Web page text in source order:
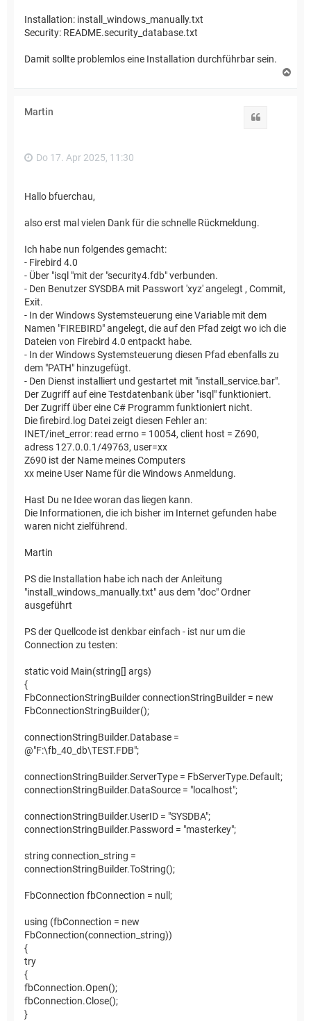
Installation: install_windows_manually.txt
Security: README.security_database.txt
Damit sollte problemlos eine Installation durchführbar sein.
Martin
Do 17. Apr 2025, 11:30
Hallo bfuerchau,
also erst mal vielen Dank für die schnelle Rückmeldung.
Ich habe nun folgendes gemacht:
- Firebird 4.0
- Über "isql "mit der "security4.fdb" verbunden.
- Den Benutzer SYSDBA mit Passwort 'xyz' angelegt , Commit,
Exit.
- In der Windows Systemsteuerung eine Variable mit dem
Namen "FIREBIRD" angelegt, die auf den Pfad zeigt wo ich die
Dateien von Firebird 4.0 entpackt habe.
- In der Windows Systemsteuerung diesen Pfad ebenfalls zu
dem "PATH" hinzugefügt.
- Den Dienst installiert und gestartet mit "install_service.bar".
Der Zugriff auf eine Testdatenbank über "isql" funktioniert.
Der Zugriff über eine C# Programm funktioniert nicht.
Die firebird.log Datei zeigt diesen Fehler an:
INET/inet_error: read errno = 10054, client host = Z690,
adress 127.0.0.1/49763, user=xx
Z690 ist der Name meines Computers
xx meine User Name für die Windows Anmeldung.
Hast Du ne Idee woran das liegen kann.
Die Informationen, die ich bisher im Internet gefunden habe
waren nicht zielführend.
Martin
PS die Installation habe ich nach der Anleitung
"install_windows_manually.txt" aus dem "doc" Ordner
ausgeführt
PS der Quellcode ist denkbar einfach - ist nur um die
Connection zu testen:
static void Main(string[] args)
{
FbConnectionStringBuilder connectionStringBuilder = new
FbConnectionStringBuilder();
connectionStringBuilder.Database =
@"F:\fb_40_db\TEST.FDB";
connectionStringBuilder.ServerType = FbServerType.Default;
connectionStringBuilder.DataSource = "localhost";
connectionStringBuilder.UserID = "SYSDBA";
connectionStringBuilder.Password = "masterkey";
string connection_string =
connectionStringBuilder.ToString();
FbConnection fbConnection = null;
using (fbConnection = new
FbConnection(connection_string))
{
try
{
fbConnection.Open();
fbConnection.Close();
}